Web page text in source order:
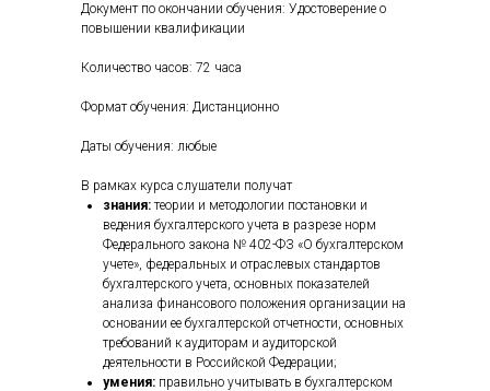
Документ по окончании обучения: Удостоверение о
повышении квалификации
Количество часов: 72 часа
Формат обучения: Дистанционно
Даты обучения: любые
В рамках курса слушатели получат
знания: теории и методологии постановки и
ведения бухгалтерского учета в разрезе норм
Федерального закона № 402-ФЗ «О бухгалтерском
учете», федеральных и отраслевых стандартов
бухгалтерского учета, основных показателей
анализа финансового положения организации на
основании ее бухгалтерской отчетности, основных
требований к аудиторам и аудиторской
деятельности в Российской Федерации;
умения: правильно учитывать в бухгалтерском